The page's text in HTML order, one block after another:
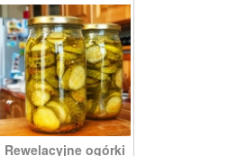
Rewelacyjne ogórki